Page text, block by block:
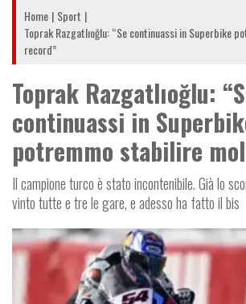
Home Sport
Toprak Razgatlıoğlu: “Se continuassi in Superbike
record”
Toprak Razgatlıoğlu:
continuassi in
potremmo stabilire
Il campione turco è stato incontenibile. Già lo
vinto tutte e tre le gare, e adesso ha fatto il bis